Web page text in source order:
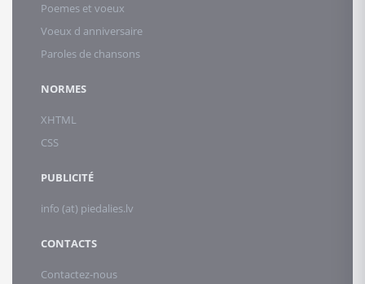
Poemes et voeux
Voeux d anniversaire
Paroles de chansons
NORMES
XHTML
CSS
PUBLICITÉ
info (at) piedalies.lv
CONTACTS
Contactez-nous